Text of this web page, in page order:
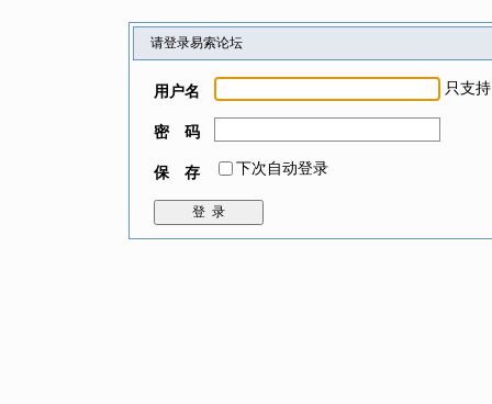
请登录易索论坛
用户名 只支
密 码
保 存 下次自动登录